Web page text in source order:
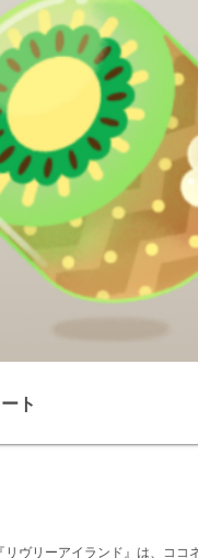
ト
リヴリーアイランド』は、ココ